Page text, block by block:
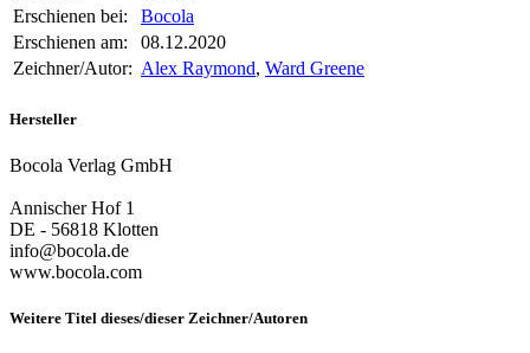
Erschienen bei:
Bocola
Erschienen am:
08.12.2020
Zeichner/Autor: Alex Raymond, Ward Greene
Hersteller
Bocola Verlag GmbH
Annischer Hof 1
DE - 56818 Klotten
info@bocola.de
www.bocola.com
Weitere Titel dieses/dieser Zeichner/Autoren